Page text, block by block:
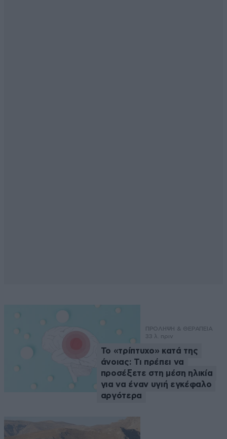
ΠΡΟΛΗΨΗ & ΘΕΡΑΠΕΙΑ
33 λ. πριν
Το «τρίπτυχο» κατά της
άνοιας: Τι πρέπει να
προσέξετε στη μέση ηλικία
για να έναν υγιή εγκέφαλο
αργότερα